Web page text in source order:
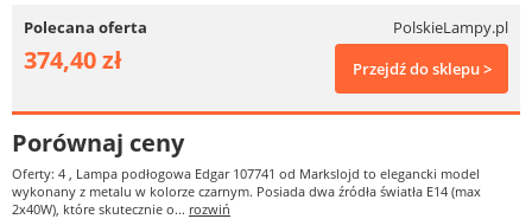
Polecana oferta PolskieLampy.pl
374,40 zł Przejdź do sklepu >
Porównaj ceny
Oferty: 4 , Lampa podłogowa Edgar 107741 od Markslojd to elegancki model
wykonany z metalu w kolorze czarnym. Posiada dwa źródła światła E14 (max
2x40W), które skutecznie o... rozwiń